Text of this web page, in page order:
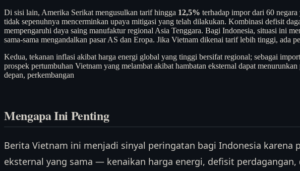
Di sisi lain, Amerika Serikat mengusulkan tarif hingga 12,5% terhadap impor dari 60
tidak sepenuhnya mencerminkan upaya mitigasi yang telah dilakukan. Kombinasi defisit
mempengaruhi daya saing manufaktur regional Asia Tenggara. Bagi Indonesia, situasi ini
sama-sama mengandalkan pasar AS dan Eropa. Jika Vietnam dikenai tarif lebih tinggi, ada
Kedua, tekanan inflasi akibat harga energi global yang tinggi bersifat regional; sebagai
prospek pertumbuhan Vietnam yang melambat akibat hambatan eksternal dapat
depan, perkembangan
Mengapa Ini Penting
Berita Vietnam ini menjadi sinyal peringatan bagi Indonesia karena
eksternal yang sama — kenaikan harga energi, defisit perdagangan,